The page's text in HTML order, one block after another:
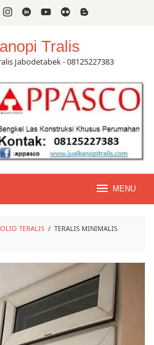
Tralis
Jabodetabek - 08125227383
MENU
TERALIS / TERALIS MINIMALIS